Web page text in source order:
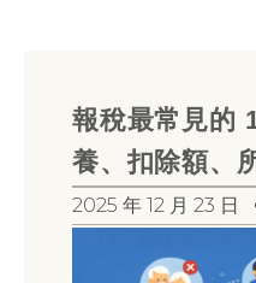
報稅最常見的
養、扣除額、
2025 年 12 月 23 日